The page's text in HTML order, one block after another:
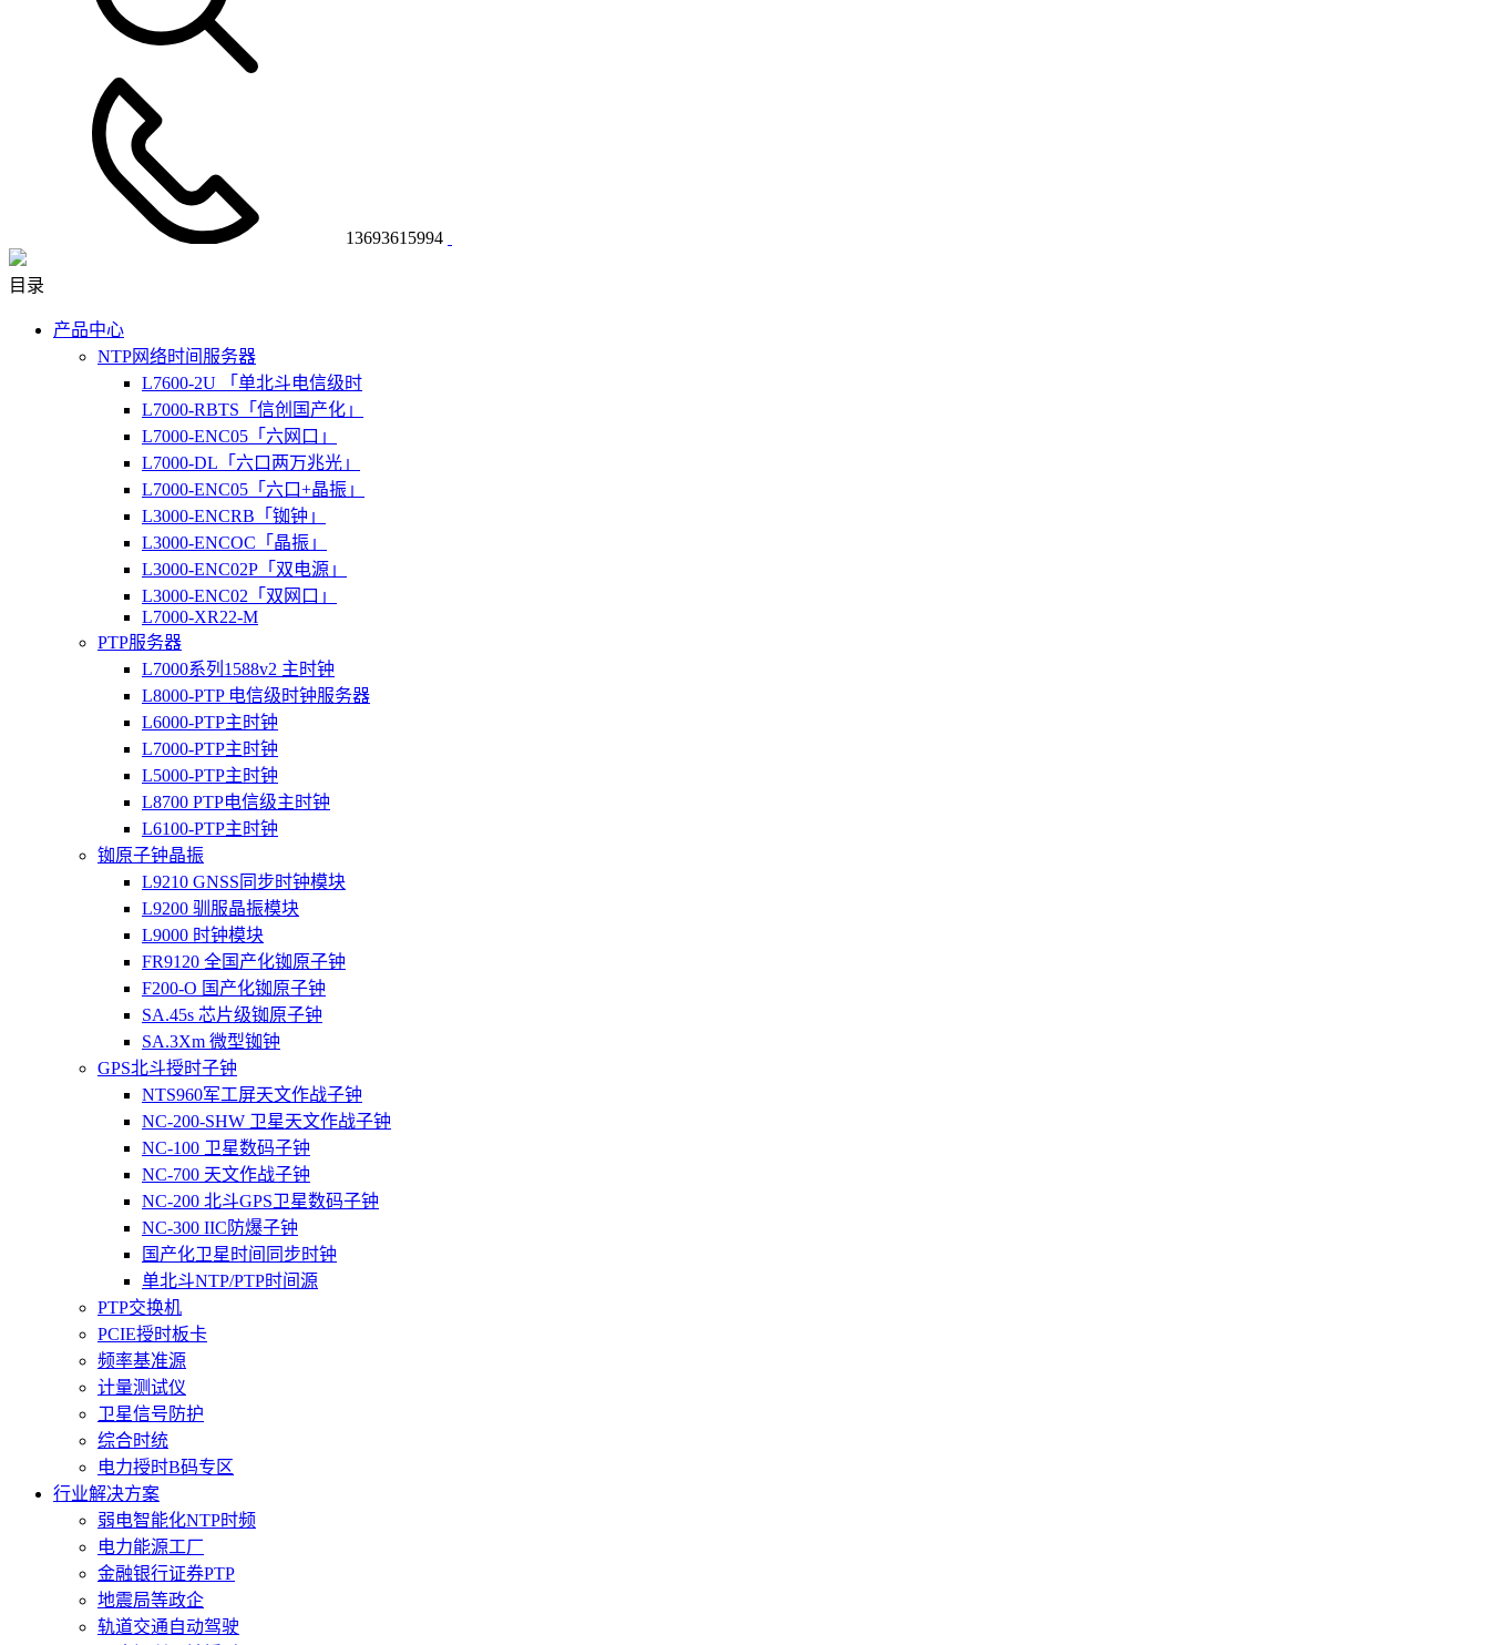
13693615994
目录
产品中心
NTP网络时间服务器
L7600-2U 「单北斗电信级时
L7000-RBTS「信创国产化」
L7000-ENC05「六网口」
L7000-DL「六口两万兆光」
L7000-ENC05「六口+晶振」
L3000-ENCRB「铷钟」
L3000-ENCOC「晶振」
L3000-ENC02P「双电源」
L3000-ENC02「双网口」
L7000-XR22-M
PTP服务器
L7000系列1588v2 主时钟
L8000-PTP 电信级时钟服务器
L6000-PTP主时钟
L7000-PTP主时钟
L5000-PTP主时钟
L8700 PTP电信级主时钟
L6100-PTP主时钟
铷原子钟晶振
L9210 GNSS同步时钟模块
L9200 驯服晶振模块
L9000 时钟模块
FR9120 全国产化铷原子钟
F200-O 国产化铷原子钟
SA.45s 芯片级铷原子钟
SA.3Xm 微型铷钟
GPS北斗授时子钟
NTS960军工屏天文作战子钟
NC-200-SHW 卫星天文作战子钟
NC-100 卫星数码子钟
NC-700 天文作战子钟
NC-200 北斗GPS卫星数码子钟
NC-300 IIC防爆子钟
国产化卫星时间同步时钟
单北斗NTP/PTP时间源
PTP交换机
PCIE授时板卡
频率基准源
计量测试仪
卫星信号防护
综合时统
电力授时B码专区
行业解决方案
弱电智能化NTP时频
电力能源工厂
金融银行证券PTP
地震局等政企
轨道交通自动驾驶